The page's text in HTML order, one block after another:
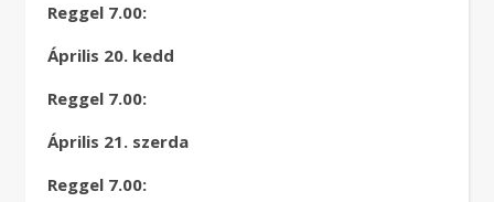
Reggel 7.00:
Április 20. kedd
Reggel 7.00:
Április 21. szerda
Reggel 7.00: